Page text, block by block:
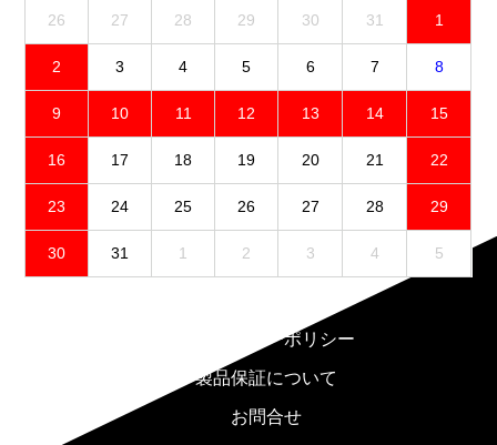
26 27 28 29 30 31 1
2 3 4 5 6 7 8
9 10 11 12 13 14 15
16 17 18 19 20 21 22
23 24 25 26 27 28 29
30 31 1 2 3 4 5
プライバシーポリシー
製品保証について
お問合せ